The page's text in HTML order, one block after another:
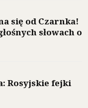
się od Czarnka!
słowach o
Rosyjskie fejki